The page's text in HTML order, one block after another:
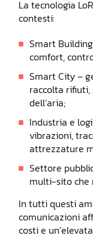
La tecnologia
contesti:
Smart
comfort,
Smart City –
raccolta
dell’aria;
Industria e
vibrazioni,
attrezzature
Settore
multi-sito che
In tutti questi
comunicazioni
costi e